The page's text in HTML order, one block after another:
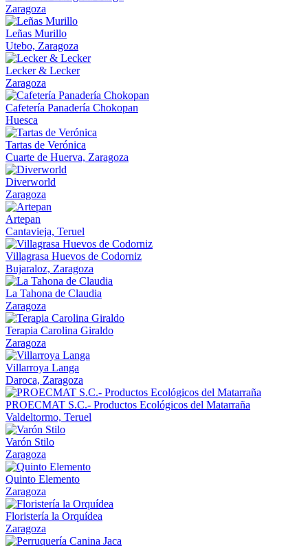
Zaragoza
Leñas Murillo
Utebo, Zaragoza
Lecker & Lecker
Zaragoza
Cafetería Panadería Chokopan
Huesca
Tartas de Verónica
Cuarte de Huerva, Zaragoza
Diverworld
Zaragoza
Artepan
Cantavieja, Teruel
Villagrasa Huevos de Codorniz
Bujaraloz, Zaragoza
La Tahona de Claudia
Zaragoza
Terapia Carolina Giraldo
Zaragoza
Villarroya Langa
Daroca, Zaragoza
PROECMAT S.C.- Productos Ecológicos del Matarraña
Valdeltormo, Teruel
Varón Stilo
Zaragoza
Quinto Elemento
Zaragoza
Floristería la Orquídea
Zaragoza